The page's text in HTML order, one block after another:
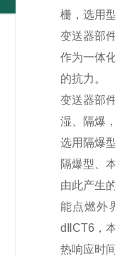
栅，选用
变送器部
作为一体
的抗力。
变送器部
湿、隔爆
选用隔爆
隔爆型、
由此产生
能点燃外
dⅡCT6，
热响应时